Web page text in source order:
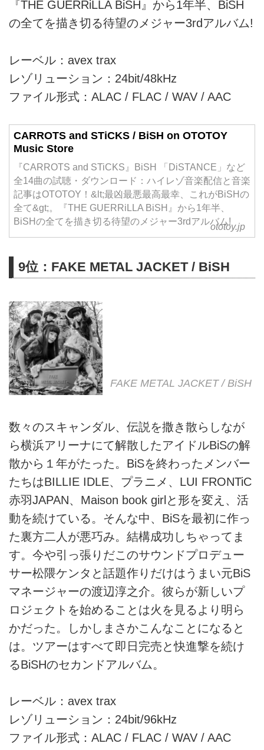
『THE GUERRiLLA BiSH』から1年半、BiSH
の全てを描き切る待望のメジャー3rdアルバム!
レーベル：avex trax
レゾリューション：24bit/48kHz
ファイル形式：ALAC / FLAC / WAV / AAC
CARROTS and STiCKS / BiSH on OTOTOY
Music Store
『CARROTS and STiCKS』BiSH 「DiSTANCE」など
全14曲の試聴・ダウンロード：ハイレゾ音楽配信と音楽
記事はOTOTOY！&lt;最凶最悪最高最幸、これがBiSHの
全て&gt;。『THE GUERRiLLA BiSH』から1年半、
BiSHの全てを描き切る待望のメジャー3rdアルバム!
ototoy.jp
9位：FAKE METAL JACKET / BiSH
FAKE METAL JACKET / BiSH
数々のスキャンダル、伝説を撒き散らしなが
ら横浜アリーナにて解散したアイドルBiSの解
散から１年がたった。BiSを終わったメンバー
たちはBILLIE IDLE、プラニメ、LUI FRONTiC
赤羽JAPAN、Maison book girlと形を変え、活
動を続けている。そんな中、BiSを最初に作っ
た裏方二人が悪巧み。結構成功しちゃってま
す。今や引っ張りだこのサウンドプロデュー
サー松隈ケンタと話題作りだけはうまい元BiS
マネージャーの渡辺淳之介。彼らが新しいプ
ロジェクトを始めることは火を見るより明ら
かだった。しかしまさかこんなことになると
は。ツアーはすべて即日完売と快進撃を続け
るBiSHのセカンドアルバム。
レーベル：avex trax
レゾリューション：24bit/96kHz
ファイル形式：ALAC / FLAC / WAV / AAC